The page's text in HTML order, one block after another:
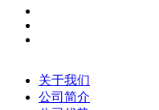
关于我们
公司简介